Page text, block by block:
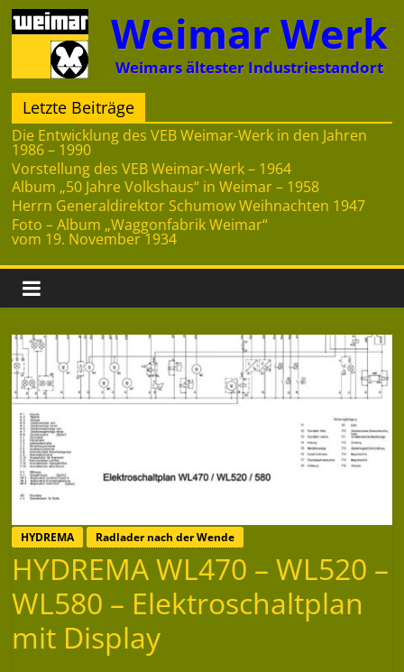
Zum
Inhalt
springen
Weimar Werk
Weimars ältester Industriestandort
Letzte Beiträge
Die Entwicklung des VEB Weimar-Werk in den Jahren
1986 – 1990
Vorstellung des VEB Weimar-Werk – 1964
Album „50 Jahre Volkshaus“ in Weimar – 1958
Herrn Generaldirektor Schumow Weihnachten 1947
Foto – Album „Waggonfabrik Weimar“
vom 19. November 1934
HYDREMA Radlader nach der Wende
HYDREMA WL470 – WL520 –
WL580 – Elektroschaltplan
mit Display